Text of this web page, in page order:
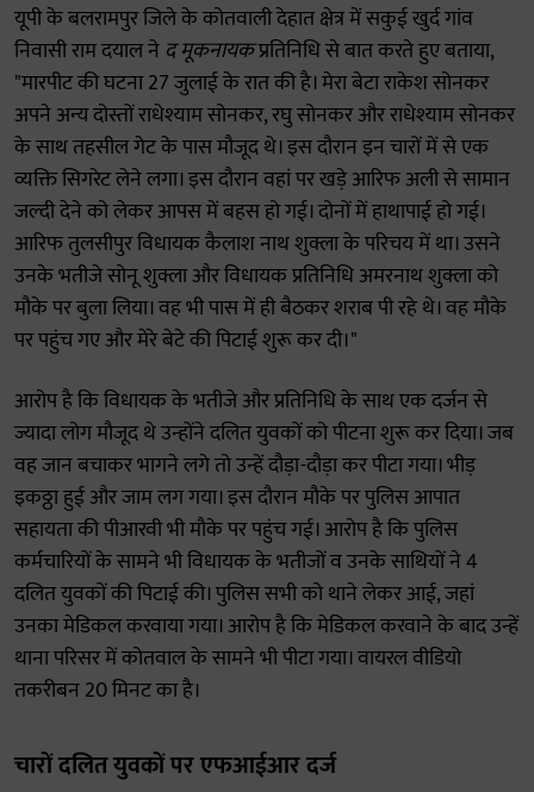
यूपी के बलरामपुर जिले के कोतवाली देहात क्षेत्र में सकुई खुर्द गांव
निवासी राम दयाल ने द मूकनायकप्रतिनिधि से बात करते हुए बताया,
"मारपीट की घटना 27 जुलाई के रात की है। मेरा बेटा राकेश सोनकर
अपने अन्य दोस्तों राधेश्याम सोनकर, रघु सोनकर और राधेश्याम सोनकर
के साथ तहसील गेट के पास मौजूद थे। इस दौरान इन चारों में से एक
व्यक्ति सिगरेट लेने लगा। इस दौरान वहां पर खड़े आरिफ अली से सामान
जल्दी देने को लेकर आपस में बहस हो गई। दोनों में हाथापाई हो गई।
आरिफ तुलसीपुर विधायक कैलाश नाथ शुक्ला के परिचय में था। उसने
उनके भतीजे सोनू शुक्ला और विधायक प्रतिनिधि अमरनाथ शुक्ला को
मौके पर बुला लिया। वह भी पास में ही बैठकर शराब पी रहे थे। वह मौके
पर पहुंच गए और मेरे बेटे की पिटाई शुरू कर दी।"
आरोप है कि विधायक के भतीजे और प्रतिनिधि के साथ एक दर्जन से
ज्यादा लोग मौजूद थे उन्होंने दलित युवकों को पीटना शुरू कर दिया। जब
वह जान बचाकर भागने लगे तो उन्हें दौड़ा-दौड़ा कर पीटा गया। भीड़
इकठ्ठा हुई और जाम लग गया। इस दौरान मौके पर पुलिस आपात
सहायता की पीआरवी भी मौके पर पहुंच गई। आरोप है कि पुलिस
कर्मचारियों के सामने भी विधायक के भतीजों व उनके साथियों ने 4
दलित युवकों की पिटाई की। पुलिस सभी को थाने लेकर आई, जहां
उनका मेडिकल करवाया गया। आरोप है कि मेडिकल करवाने के बाद उन्हें
थाना परिसर में कोतवाल के सामने भी पीटा गया। वायरल वीडियो
तकरीबन 20 मिनट का है।
चारों दलित युवकों पर एफआईआर दर्ज